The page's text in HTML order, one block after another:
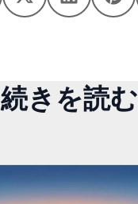
続きを読む